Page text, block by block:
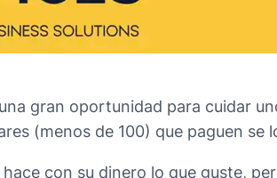
gran oportunidad para cuidar
(menos de 100) que paguen se
con su dinero lo que guste,